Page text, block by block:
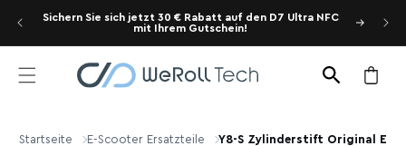
zumSichern Sie sich jetzt 30 € Rabatt auf den D7 Ultra NFC
mit Ihrem Gutschein!
Startseite E-Scooter Ersatzteile